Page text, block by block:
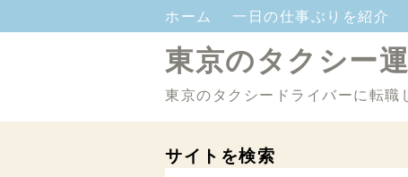
ホーム 一日の仕事ぶりを紹介
東京のタクシー
東京のタクシードライバーに転職
サイトを検索